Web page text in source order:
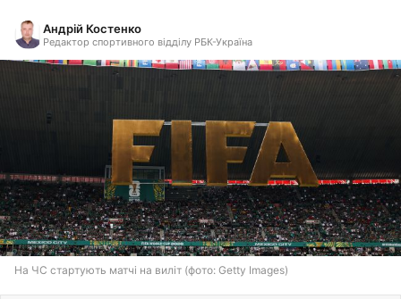
Андрій Костенко
Редактор спортивного відділу РБК-Україна
На ЧС стартують матчі на виліт (фото: Getty Images)